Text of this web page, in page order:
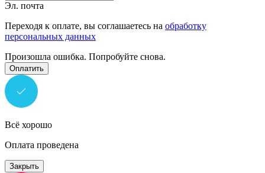
Эл. почта
Переходя к оплате, вы соглашаетесь на обработку
персональных данных
Произошла ошибка. Попробуйте снова.
Оплатить
Всё хорошо
Оплата проведена
Закрыть